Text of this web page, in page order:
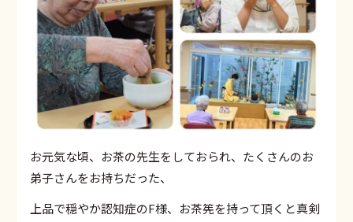
お元気な頃、お茶の先生をしておられ、たくさんのお
弟子さんをお持ちだった、
上品で穏やか認知症のF様、お茶筅を持って頂くと真剣